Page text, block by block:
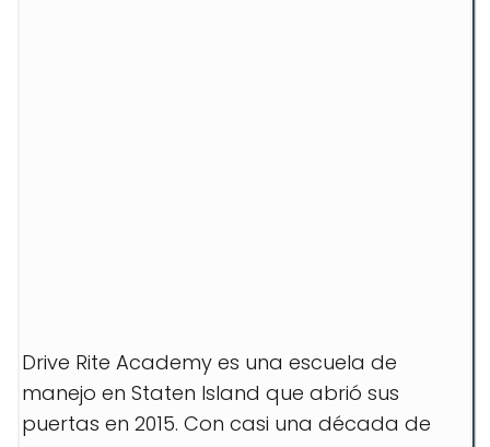
Drive Rite Academy es una escuela de
manejo en Staten Island que abrió sus
puertas en 2015. Con casi una década de